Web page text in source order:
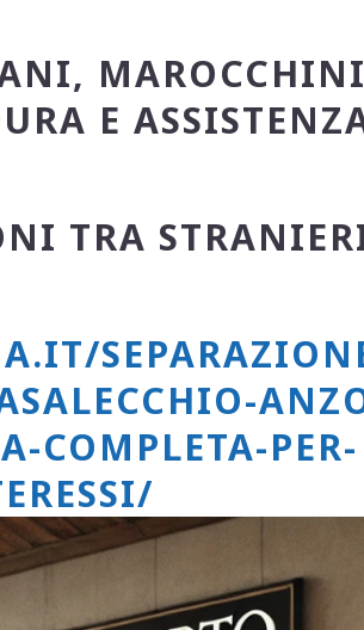
E
TRA
COMPLETA-PER-